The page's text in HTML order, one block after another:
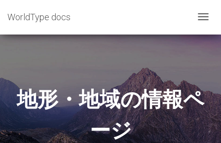
WorldType docs
ビ
ン
を
切
り
地形・地域の情報ペ
ージ